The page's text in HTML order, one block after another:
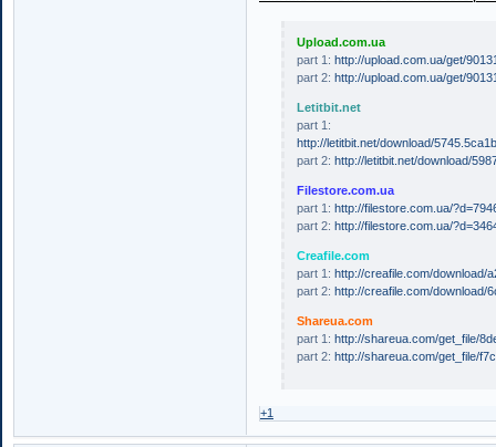
Upload.com.ua
part 1: http://upload.com.ua/get/
part 2: http://upload.com.ua/get/
Letitbit.net
part 1:
http://letitbit.net/download/
part 2: http://letitbit.net/download/
Filestore.com.ua
part 1: http://filestore.com.ua/
part 2: http://filestore.com.ua/
Creafile.com
part 1: http://creafile.com/download/
part 2: http://creafile.com/download/
Shareua.com
part 1: http://shareua.com/get_file/
part 2: http://shareua.com/get_file/
+1